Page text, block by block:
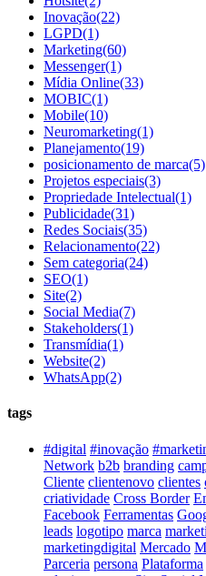
Inovação(22)
LGPD(1)
Marketing(60)
Messenger(1)
Mídia Online(33)
MOBIC(1)
Mobile(10)
Neuromarketing(1)
Planejamento(19)
posicionamento de marca(5)
Projetos especiais(3)
Propriedade Intelectual(1)
Publicidade(31)
Redes Sociais(35)
Relacionamento(22)
Sem categoria(24)
SEO(1)
Site(2)
Social Media(7)
Stakeholders(1)
Transmídia(1)
Website(2)
WhatsApp(2)
tags
#digital #inovação
Network b2b branding
Cliente clientenovo clientes
criatividade Cross Border
Facebook Ferramentas
leads logotipo marca
marketingdigital Mercado
Parceria persona Plataforma